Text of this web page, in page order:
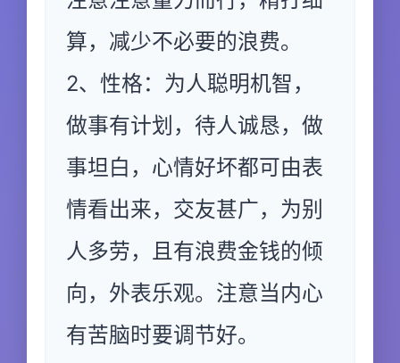
算，减少不必要的浪费。
2、性格：为人聪明机智，
做事有计划，待人诚恳，做
事坦白，心情好坏都可由表
情看出来，交友甚广，为别
人多劳，且有浪费金钱的倾
向，外表乐观。注意当内心
有苦脑时要调节好。